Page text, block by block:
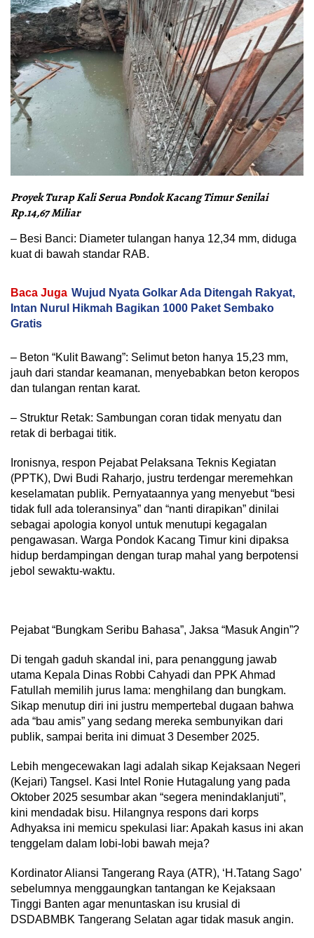
Proyek Turap Kali Serua Pondok Kacang Timur Senilai
Rp.14,67 Miliar
– Besi Banci: Diameter tulangan hanya 12,34 mm, diduga
kuat di bawah standar RAB.
Baca Juga Wujud Nyata Golkar Ada Ditengah Rakyat,
Intan Nurul Hikmah Bagikan 1000 Paket Sembako
Gratis
– Beton “Kulit Bawang”: Selimut beton hanya 15,23 mm,
jauh dari standar keamanan, menyebabkan beton keropos
dan tulangan rentan karat.
– Struktur Retak: Sambungan coran tidak menyatu dan
retak di berbagai titik.
Ironisnya, respon Pejabat Pelaksana Teknis Kegiatan
(PPTK), Dwi Budi Raharjo, justru terdengar meremehkan
keselamatan publik. Pernyataannya yang menyebut “besi
tidak full ada toleransinya” dan “nanti dirapikan” dinilai
sebagai apologia konyol untuk menutupi kegagalan
pengawasan. Warga Pondok Kacang Timur kini dipaksa
hidup berdampingan dengan turap mahal yang berpotensi
jebol sewaktu-waktu.
Pejabat “Bungkam Seribu Bahasa”, Jaksa “Masuk Angin”?
Di tengah gaduh skandal ini, para penanggung jawab
utama Kepala Dinas Robbi Cahyadi dan PPK Ahmad
Fatullah memilih jurus lama: menghilang dan bungkam.
Sikap menutup diri ini justru mempertebal dugaan bahwa
ada “bau amis” yang sedang mereka sembunyikan dari
publik, sampai berita ini dimuat 3 Desember 2025.
Lebih mengecewakan lagi adalah sikap Kejaksaan Negeri
(Kejari) Tangsel. Kasi Intel Ronie Hutagalung yang pada
Oktober 2025 sesumbar akan “segera menindaklanjuti”,
kini mendadak bisu. Hilangnya respons dari korps
Adhyaksa ini memicu spekulasi liar: Apakah kasus ini akan
tenggelam dalam lobi-lobi bawah meja?
Kordinator Aliansi Tangerang Raya (ATR), ‘H.Tatang Sago’
sebelumnya menggaungkan tantangan ke Kejaksaan
Tinggi Banten agar menuntaskan isu krusial di
DSDABMBK Tangerang Selatan agar tidak masuk angin.